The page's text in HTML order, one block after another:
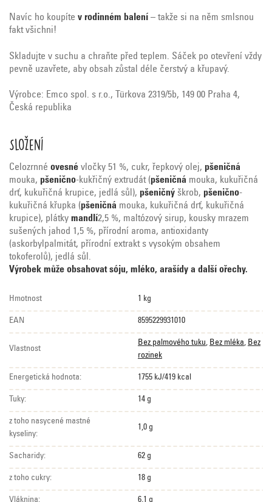
Navíc ho koupíte v rodinném balení – takže si na něm smlsnou
fakt všichni!
Skladujte v suchu a chraňte před teplem. Sáček po otevření vždy
pevně uzavřete, aby obsah zůstal déle čerstvý a křupavý.
Výrobce: Emco spol. s r.o., Türkova 2319/5b, 149 00 Praha 4,
Česká republika
Složení
Celozrnné ovesné vločky 51 %, cukr, řepkový olej, pšeničná
mouka, pšenično-kukřičný extrudát (pšeničná mouka, kukuřičná
drť, kukuřičná krupice, jedlá sůl), pšeničný škrob, pšenično-
kukuřičná křupka (pšeničná mouka, kukuřičná drť, kukuřičná
krupice), plátky mandlí2,5 %, maltózový sirup, kousky mrazem
sušených jahod 1,5 %, přírodní aroma, antioxidanty
(askorbylpalmitát, přírodní extrakt s vysokým obsahem
tokoferolů), jedlá sůl.
Výrobek může obsahovat sóju, mléko, arašídy a další ořechy.
Hmotnost 1 kg
EAN 8595229931010
Vlastnost
Bez palmového tuku, Bez mléka, Bez
rozinek
Energetická hodnota: 1755 kJ/419 kcal
Tuky: 14 g
z toho nasycené mastné
kyseliny:
1,0 g
Sacharidy: 62 g
z toho cukry: 18 g
Vláknina: 6,1 g